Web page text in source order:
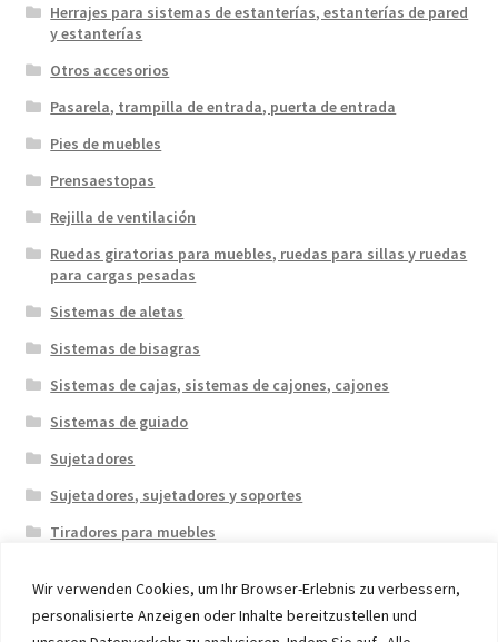
Wir verwenden Cookies, um Ihr Browser-Erlebnis zu verbessern,
personalisierte Anzeigen oder Inhalte bereitzustellen und
Herrajes para sistemas de estanterías, estanterías de pared
y estanterías
Otros accesorios
Pasarela, trampilla de entrada, puerta de entrada
Pies de muebles
Prensaestopas
Rejilla de ventilación
Ruedas giratorias para muebles, ruedas para sillas y ruedas
para cargas pesadas
Sistemas de aletas
Sistemas de bisagras
Sistemas de cajas, sistemas de cajones, cajones
Sistemas de guiado
Sujetadores
Sujetadores, sujetadores y soportes
Tiradores para muebles